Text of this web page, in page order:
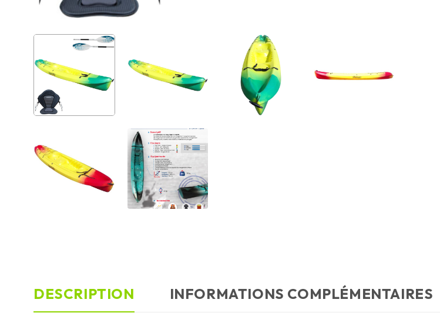
DESCRIPTION INFORMATIONS COMPLÉMENTAIRES